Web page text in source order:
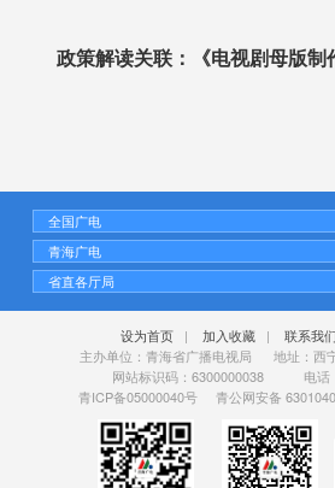
政策解读关联： 《电视剧母版
全国广电
青海广电
省直各厅局
设为首页 | 加入收藏 | 联系我们
主办单位：青海省广播电视局 地址：西
网站标识码：6300000038 电话
青ICP备05000040号
青公网安备